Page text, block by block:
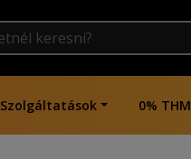
Szolgáltatások 0% THM